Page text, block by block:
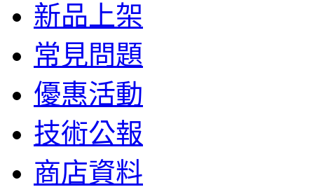
新品上架
常見問題
優惠活動
技術公報
商店資料